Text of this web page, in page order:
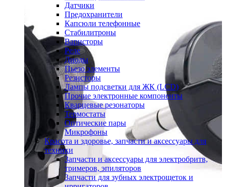
Датчики
Предохранители
Капсюли телефонные
Стабилитроны
Варисторы
Реле
Диоды
Пьезо элементы
Резисторы
Лампы подсветки для ЖК (LCD)
Прочие электронные компоненты
Кварцевые резонаторы
Термостаты
Оптические пары
Микрофоны
Красота и здоровье, запчасти и аксессуары для
техники
Запчасти и аксессуары для электробритв,
тримеров, эпиляторов
Запчасти для зубных электрощеток и